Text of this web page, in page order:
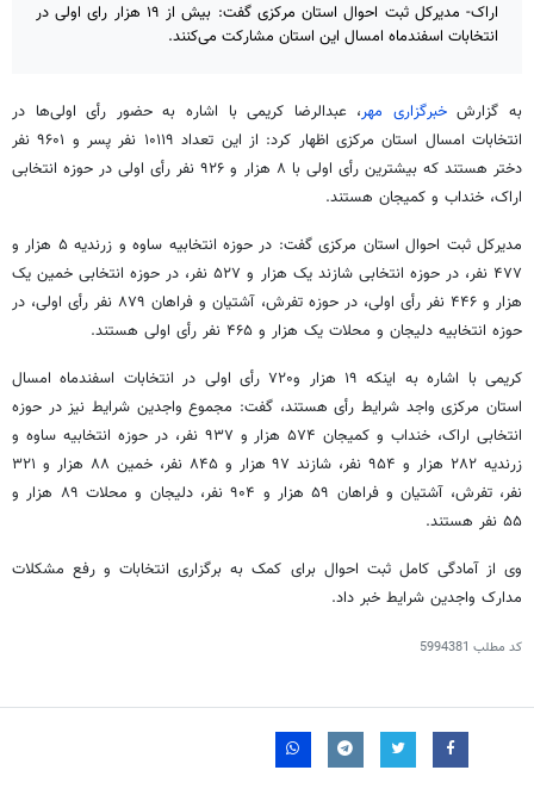
اراک- مدیرکل ثبت احوال استان مرکزی گفت: بیش از ۱۹ هزار رای اولی در
انتخابات اسفندماه امسال این استان مشارکت می‌کنند.
به گزارشخبرگزاری مهر، عبدالرضا کریمی با اشاره به حضور رأی اولی‌ها در
انتخابات امسال استان مرکزی اظهار کرد: از این تعداد ۱۰۱۱۹ نفر پسر و ۹۶۰۱ نفر
دختر هستند که بیشترین رأی اولی با ۸ هزار و ۹۲۶ نفر رأی اولی در حوزه انتخابی
اراک، خنداب و کمیجان هستند.
مدیرکل ثبت احوال استان مرکزی گفت: در حوزه انتخابیه ساوه و زرندیه ۵ هزار و
۴۷۷ نفر، در حوزه انتخابی شازند یک هزار و ۵۲۷ نفر، در حوزه انتخابی خمین یک
هزار و ۴۴۶ نفر رأی اولی، در حوزه تفرش، آشتیان و فراهان ۸۷۹ نفر رأی اولی، در
حوزه انتخابیه دلیجان و محلات یک هزار و ۴۶۵ نفر رأی اولی هستند.
کریمی با اشاره به اینکه ۱۹ هزار و۷۲۰ رأی اولی در انتخابات اسفندماه امسال
استان مرکزی واجد شرایط رأی هستند، گفت: مجموع واجدین شرایط نیز در حوزه
انتخابی اراک، خنداب
و کمیجان ۵۷۴ هزار و ۹۳۷ نفر، در حوزه انتخابیه ساوه و
زرندیه ۲۸۲ هزار و ۹۵۴ نفر، شازند ۹۷ هزار و ۸۴۵ نفر، خمین ۸۸ هزار و ۳۲۱
نفر، تفرش، آشتیان و فراهان ۵۹ هزار و ۹۰۴ نفر، دلیجان و محلات ۸۹ هزار و
۵۵ نفر هستند.
وی از آمادگی کامل ثبت احوال برای کمک به برگزاری انتخابات و رفع مشکلات
مدارک واجدین شرایط خبر داد.
کد مطلب 5994381